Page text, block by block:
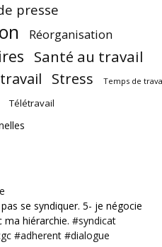
presse
Réorganisation
Santé au travail
Stress Temps de
Télétravail
se syndiquer. 5- je négocie
ma hiérarchie. #syndicat
#adherent #dialogue